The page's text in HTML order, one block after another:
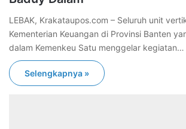
LEBAK, Krakataupos.com – Seluruh unit
Kementerian Keuangan di Provinsi Banten
dalam Kemenkeu Satu menggelar kegiatan…
Selengkapnya »